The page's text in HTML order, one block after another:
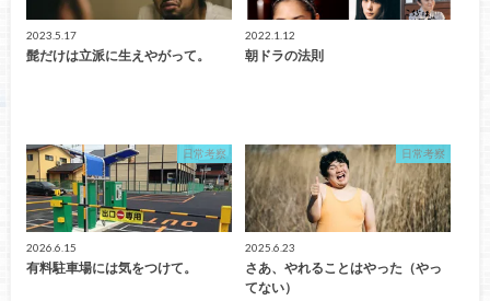
2023.5.17
髭だけは立派に生えやがって。
2022.1.12
朝ドラの法則
日常考察
2026.6.15
有料駐車場には気をつけて。
日常考察
2025.6.23
さあ、やれることはやった（やっ
てない）